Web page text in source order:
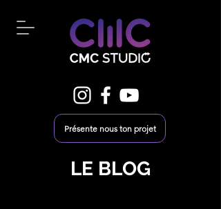
Présente nous ton projet
LE BLOG